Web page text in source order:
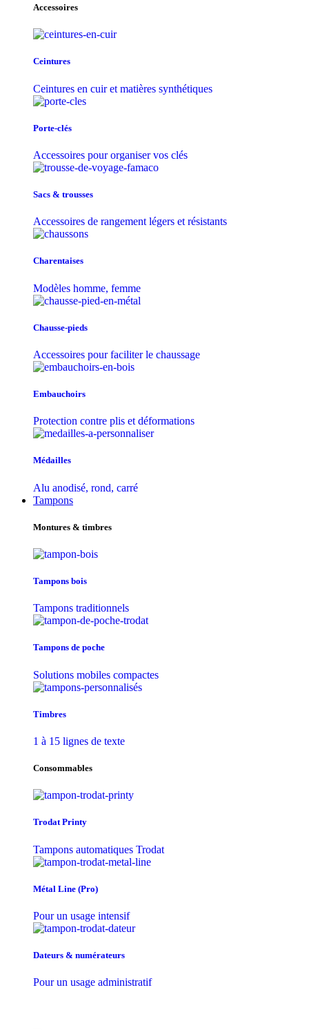
Accessoires
Ceintures
Ceintures en cuir et matières synthétiques
Porte-clés
Accessoires pour organiser vos clés
Sacs & trousse​s
Accessoires de rangement légers et résistants
Charentaises
Modèles homme, femme
Chausse-pieds
Accessoires pour faciliter le chaussage
Embauchoirs
Protection contre plis et déformations
Médailles
Alu anodisé, rond, carré
Tampons
Montures & timbres
Tampons bois
Tampons traditionnels
Tampons de poche
Solutions mobiles compactes
Timbres
1 à 15 lignes de texte
Consommables
Trodat Printy
Tampons automatiques Trodat
Métal Line (Pro)
Pour un usage intensif
Dateurs & numérateurs
Pour un usage administratif